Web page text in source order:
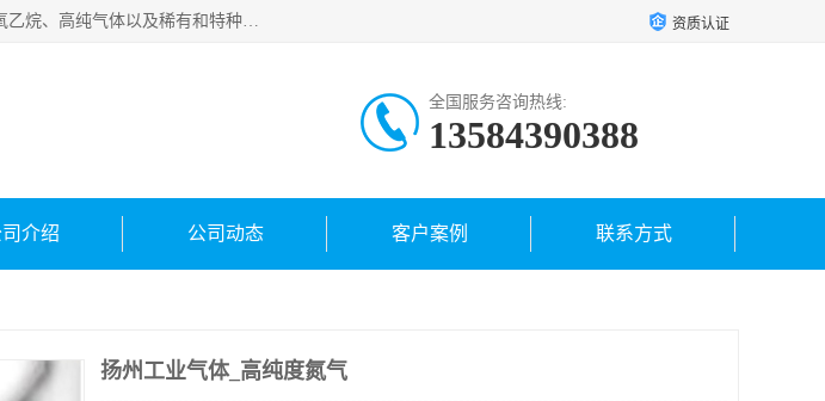
常州泳鑫气体有限公司是一家致力于为客户提供气体产品务的领企业。专注于环氧乙烷剂、环氧乙烷、高纯气体以及稀有和特种气体的研发、生产、销售和配送，产品广泛应用于医疗、电子、科研、化工、食品等多个领域。主要产品有：环氧乙烷灭菌剂，环氧乙烷，高纯氩，氮，氪，氙，氖，氘，笑，氦，氢，氧等各种稀有和特种气体。 资质认证
全国服务咨询热线:
13584390388
介绍 公司动态 客户案例 联系方式
扬州工业气体_高纯度氮气